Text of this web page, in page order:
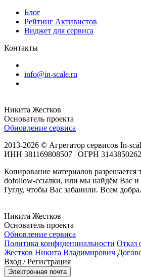
Блог
Рейтинг Активистов
Виджет для сервиса
Контакты
info@in-scale.ru
Никита Жестков
Основатель проекта
Обновление сервиса
2013-2026 © Агрегатор сервисов In-
ИНН 381169808507 | ОГРН
Копирование материалов разрешается
dofollow-ссылки, или мы найдём Вас и
Гуглу, чтобы Вас забанили. Всем добра.
Никита Жестков
Основатель проекта
Обновление сервиса
Политика конфиденциальности Отказ
Жестков Никита Владимирович
Вход / Регистрация
Электронная почта